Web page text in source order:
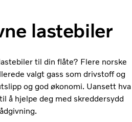
lastebiler
til din flåte? Flere norske
valgt gass som drivstoff og
og god økonomi. Uansett hva
å hjelpe deg med skreddersydd